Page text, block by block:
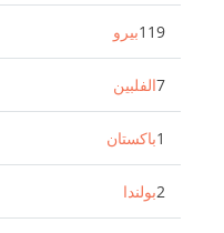
بيرو119
الفلبين7
باكستان1
بولندا2